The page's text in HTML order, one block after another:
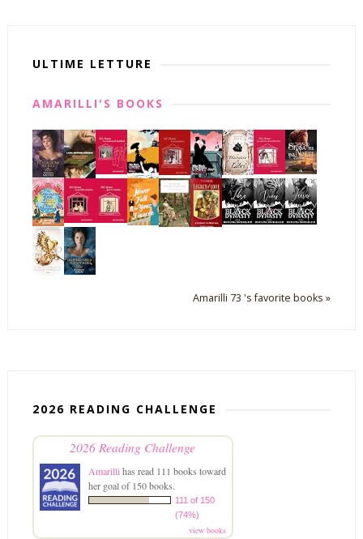
ULTIME LETTURE
AMARILLI'S BOOKS
Amarilli 73 's favorite books »
2026 READING CHALLENGE
2026 Reading Challenge
Amarillihas read 111 books toward
her goal of 150 books.
111 of 150
(74%)
view books